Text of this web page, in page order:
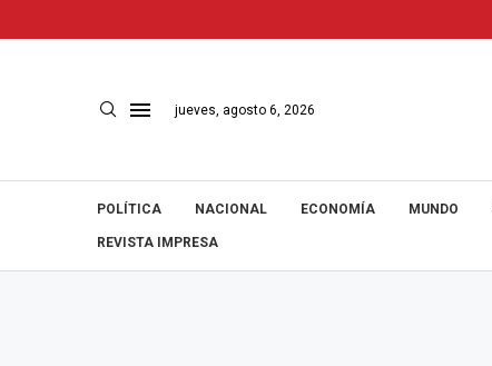
jueves, agosto 6, 2026
POLÍTICA NACIONAL ECONOMÍA MUNDO
REVISTA IMPRESA